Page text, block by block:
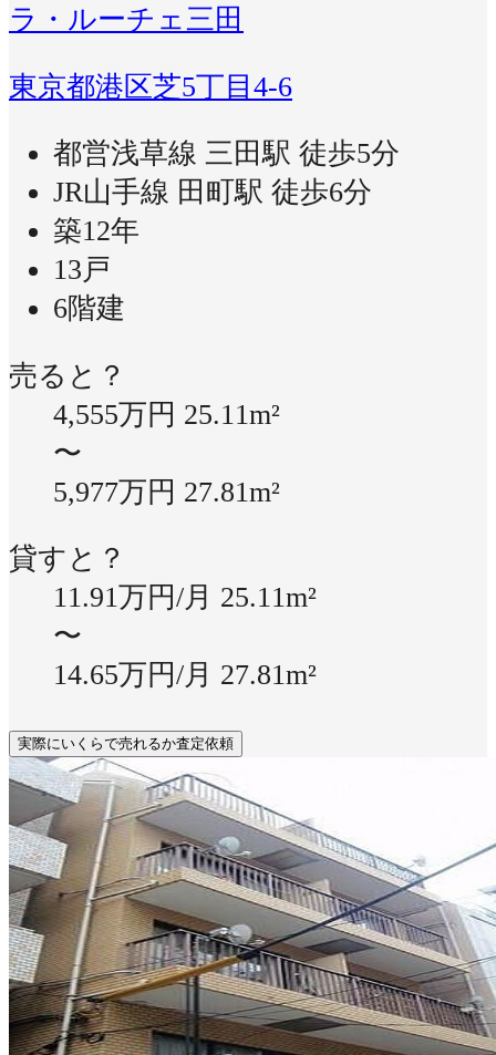
ラ・ルーチェ三田
東京都港区芝5丁目4-6
都営浅草線 三田駅 徒歩5分
JR山手線 田町駅 徒歩6分
築12年
13戸
6階建
売ると？
4,555万円 25.11m²
〜
5,977万円 27.81m²
貸すと？
11.91万円/月 25.11m²
〜
14.65万円/月 27.81m²
実際にいくらで売れるか査定依頼